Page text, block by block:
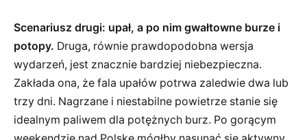
Scenariusz drugi: upał, a po nim gwałtowne burze i
potopy. Druga, równie prawdopodobna wersja
wydarzeń, jest znacznie bardziej niebezpieczna.
Zakłada ona, że fala upałów potrwa zaledwie dwa lub
trzy dni. Nagrzane i niestabilne powietrze stanie się
idealnym paliwem dla potężnych burz. Po gorącym